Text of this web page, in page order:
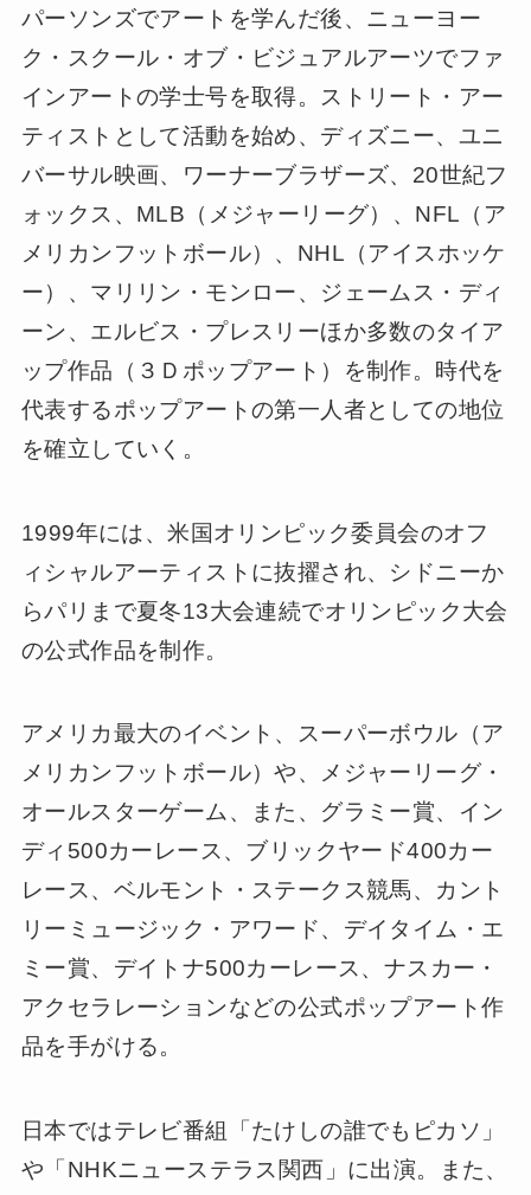
パーソンズでアートを学んだ後、ニューヨー
ク・スクール・オブ・ビジュアルアーツでファ
インアートの学士号を取得。ストリート・アー
ティストとして活動を始め、ディズニー、ユニ
バーサル映画、ワーナーブラザーズ、20世紀フ
ォックス、MLB（メジャーリーグ）、NFL（ア
メリカンフットボール）、NHL（アイスホッケ
ー）、マリリン・モンロー、ジェームス・ディ
ーン、エルビス・プレスリーほか多数のタイア
ップ作品（３Ｄポップアート）を制作。時代を
代表するポップアートの第一人者としての地位
を確立していく。
1999年には、米国オリンピック委員会のオフ
ィシャルアーティストに抜擢され、シドニーか
らパリまで夏冬13大会連続でオリンピック大会
の公式作品を制作。
アメリカ最大のイベント、スーパーボウル（ア
メリカンフットボール）や、メジャーリーグ・
オールスターゲーム、また、グラミー賞、イン
ディ500カーレース、ブリックヤード400カー
レース、ベルモント・ステークス競馬、カント
リーミュージック・アワード、デイタイム・エ
ミー賞、デイトナ500カーレース、ナスカー・
アクセラレーションなどの公式ポップアート作
品を手がける。
日本ではテレビ番組「たけしの誰でもピカソ」
や「NHKニューステラス関西」に出演。また、